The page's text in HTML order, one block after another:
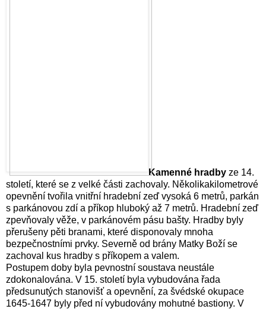
Kamenné hradby ze 14.
století, které se z velké části zachovaly. Několikakilometrové
opevnění tvořila vnitřní hradební zeď vysoká 6 metrů, parkán
s parkánovou zdí a příkop hluboký až 7 metrů. Hradební zeď
zpevňovaly věže, v parkánovém pásu bašty. Hradby byly
přerušeny pěti branami, které disponovaly mnoha
bezpečnostními prvky. Severně od brány Matky Boží se
zachoval kus hradby s příkopem a valem.
Postupem doby byla pevnostní soustava neustále
zdokonalována. V 15. století byla vybudována řada
předsunutých stanovišť a opevnění, za švédské okupace
1645-1647 byly před ní vybudovány mohutné bastiony. V